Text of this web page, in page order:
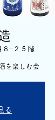
８−２ 5 階
を楽しむ会
る